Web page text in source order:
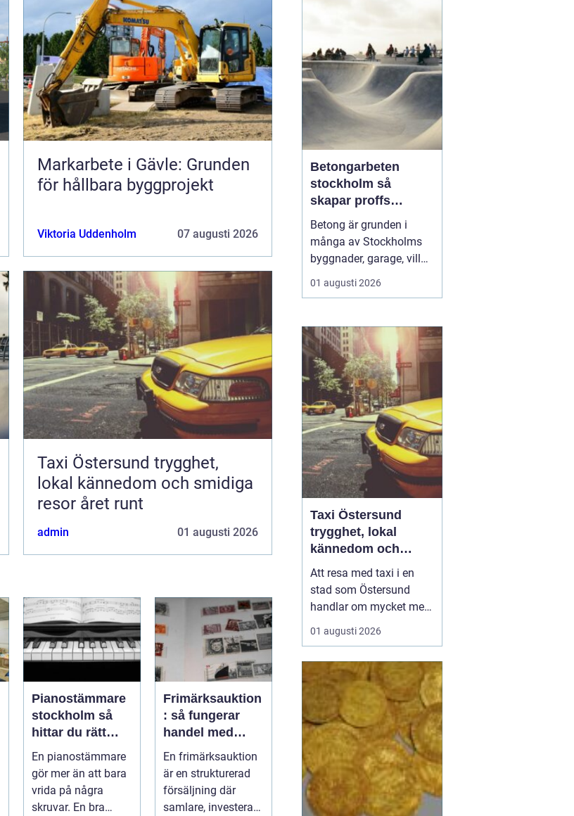
Markarbete i Gävle: Grunden
för hållbara byggprojekt
Viktoria Uddenholm 07 augusti 2026
Taxi Östersund trygghet,
lokal kännedom och smidiga
resor året runt
admin 01 augusti 2026
Pianostämmare
stockholm så
hittar du rätt
expert för ditt
piano
En pianostämmare
gör mer än att bara
vrida på några
skruvar. En bra
Frimärksauktion
: så fungerar
handel med
samlarobjekt i
praktiken
En frimärksauktion
är en strukturerad
försäljning där
samlare, investerare
Betongarbeten
stockholm så
skapar proffs
hållbara
konstruktioner
Betong är grunden i
många av Stockholms
byggnader, garage, villor
och industrifastigheter.
När man pratar om
Stockholm handlar det
både om stabila grunder,
välgjutna stommar och
snygga ytor som håller
länge. För den som
planerar ett byg...
01 augusti 2026
Taxi Östersund
trygghet, lokal
kännedom och
smidiga resor året
runt
Att resa med taxi i en
stad som Östersund
handlar om mycket mer
än att bara ta sig från
punkt A till punkt B.
lokalkännedom och
tillgänglighet spelar stor
roll, särskilt i en region
där vintern är lång, snön
ligger djup och
avstånden i...
01 augusti 2026